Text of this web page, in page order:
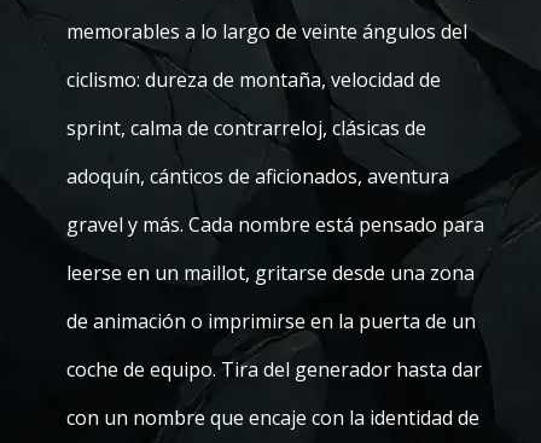
memorables a lo largo de veinte ángulos del
ciclismo: dureza de montaña, velocidad de
sprint, calma de contrarreloj, clásicas de
adoquín, cánticos de aficionados, aventura
gravel y más. Cada nombre está pensado para
leerse en un maillot, gritarse desde una zona
de animación o imprimirse en la puerta de un
coche de equipo. Tira del generador hasta dar
con un nombre que encaje con la identidad de